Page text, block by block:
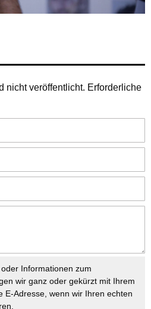
nicht veröffentlicht. Erforderliche
Informationen zum
wir ganz oder gekürzt mit Ihrem
E-Adresse, wenn wir Ihren echten